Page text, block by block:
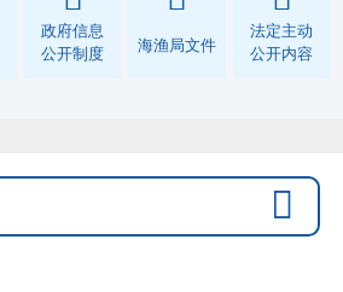
政府信息
公开制度
海渔局文件
法定主动
公开内容